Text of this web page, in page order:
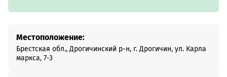
Местоположение:
Брестская обл., Дрогичинский р-н, г. Дрогичин, ул. Карла
маркса, 7-3